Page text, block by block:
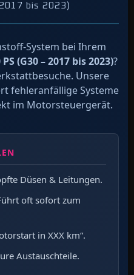
bis 2023)
System bei Ihrem
(G30 – 2017 bis 2023)?
Unsere
fehleranfällige Systeme
im Motorsteuergerät.
Düsen & Leitungen.
oft sofort zum
in XXX km“.
Austauschteile.